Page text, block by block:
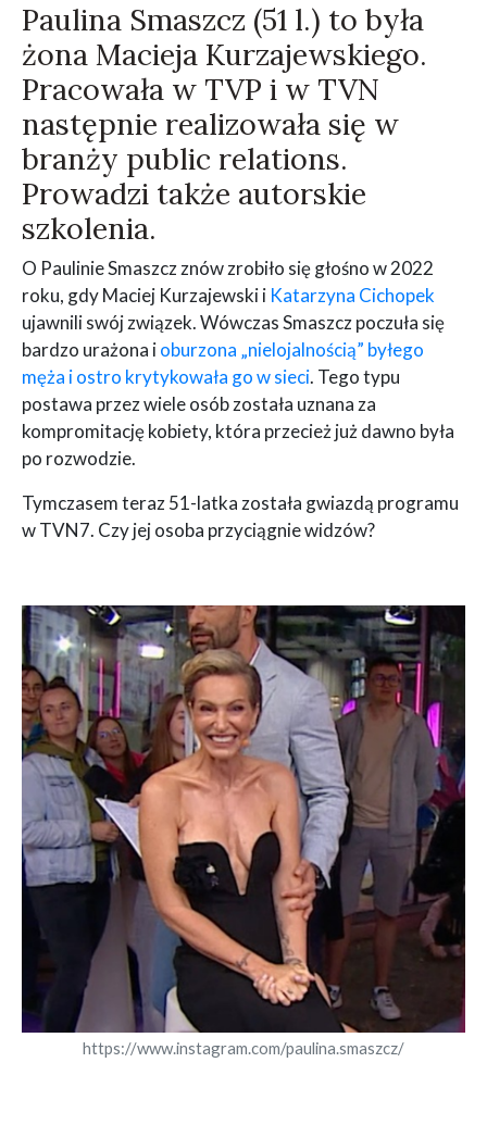
Paulina Smaszcz (51 l.) to była
żona Macieja Kurzajewskiego.
Pracowała w TVP i w TVN
następnie realizowała się w
branży public relations.
Prowadzi także autorskie
szkolenia.
O Paulinie Smaszcz znów zrobiło się głośno w 2022
roku, gdy Maciej Kurzajewski i Katarzyna Cichopek
ujawnili swój związek. Wówczas Smaszcz poczuła się
bardzo urażona ioburzona „nielojalnością” byłego
męża i ostro krytykowała go w sieci. Tego typu
postawa przez wiele osób została uznana za
kompromitację kobiety, która przecież już dawno była
po rozwodzie.
Tymczasem teraz 51-latka została gwiazdą programu
w TVN7. Czy jej osoba przyciągnie widzów?
https://www.instagram.com/paulina.smaszcz/